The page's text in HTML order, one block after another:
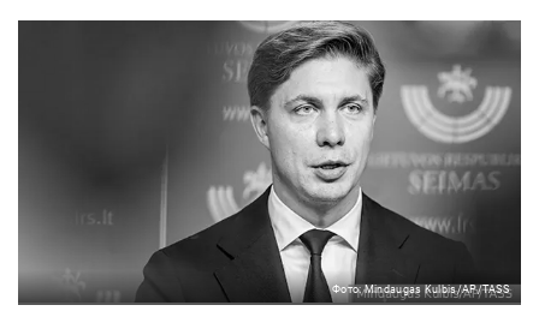
Фото: Mindaugas Kulbis/AP/TASS